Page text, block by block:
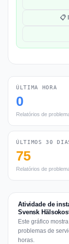
📋
ÚLTIMA HORA
0
Relatórios de
ÚLTIMOS 30
75
Relatórios de
Atividade de
Svensk
Este gráfico
problemas de
horas.